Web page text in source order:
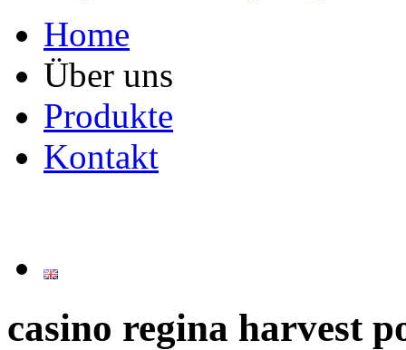
Home
Über uns
Produkte
Kontakt
casino regina harvest